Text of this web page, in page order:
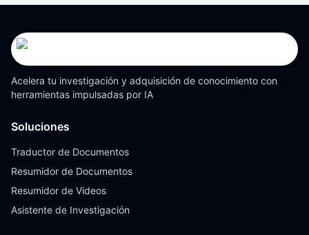
Acelera tu investigación y adquisición de conocimiento con
herramientas impulsadas por IA
Soluciones
Traductor de Documentos
Resumidor de Documentos
Resumidor de Videos
Asistente de Investigación